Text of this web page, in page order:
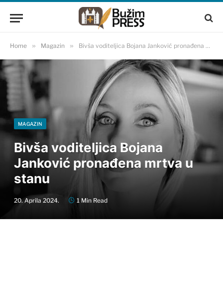
Home » Magazin » Bivša voditeljica Bojana Janković pronađena mrtva u stanu
MAGAZIN
Bivša voditeljica Bojana
Janković pronađena mrtva u
stanu
20. Aprila 2024. 1 Min Read